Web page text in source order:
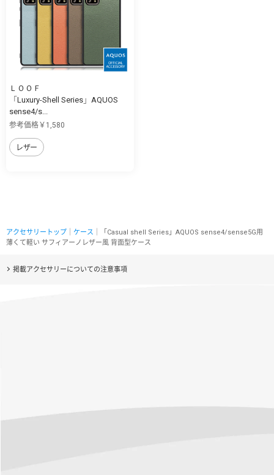
ＬＯＯＦ
「Luxury-Shell Series」AQUOS
sense4/s...
参考価格￥1,580
レザー
アクセサリートップ ケース ｜「Casual shell Series」AQUOS sense4/sense5G用
薄くて軽い サフィアーノレザー風 背面型ケース
掲載アクセサリーについての注意事項